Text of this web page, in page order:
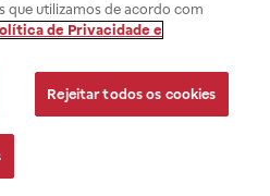
que utilizamos de acordo com
de Privacidade e
Rejeitar todos os cookies